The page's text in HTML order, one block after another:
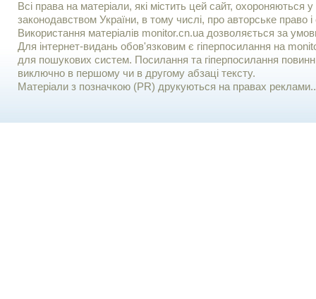
Всі права на матеріали, які містить цей сайт, охороняються у
законодавством України, в тому числі, про авторське право і
Використання матерiалiв monitor.cn.ua дозволяється за
Для iнтернет-видань обов'язковим є гiперпосилання на
для пошукових систем. Посилання та гіперпосилання
виключно в першому чи в другому абзаці тексту.
Матеріали з позначкою (PR) друкуються на правах реклами..